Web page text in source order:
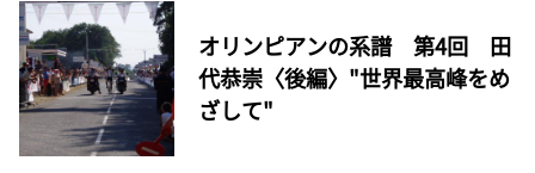
オリンピアンの系譜 第4回 田
代恭崇〈後編〉"世界最高峰をめ
ざして"